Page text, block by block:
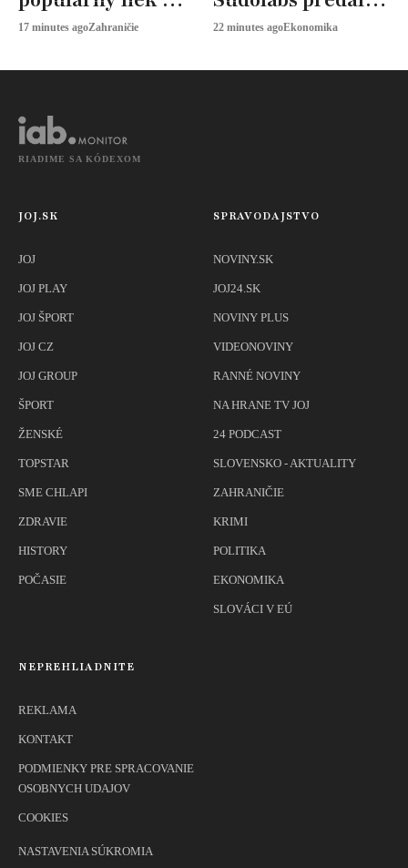
chudnutie
17 minutes agoZahraničie
50 % firmy
Eldridge
22 minutes agoEkonomika
RIADIME SA KÓDEXOM
JOJ.SK
JOJ
JOJ PLAY
JOJ ŠPORT
JOJ CZ
JOJ GROUP
ŠPORT
ŽENSKÉ
TOPSTAR
SME CHLAPI
ZDRAVIE
HISTORY
POČASIE
SPRAVODAJSTVO
NOVINY.SK
JOJ24.SK
NOVINY PLUS
VIDEONOVINY
RANNÉ NOVINY
NA HRANE TV JOJ
24 PODCAST
SLOVENSKO - AKTUALITY
ZAHRANIČIE
KRIMI
POLITIKA
EKONOMIKA
SLOVÁCI V EÚ
NEPREHLIADNITE
REKLAMA
KONTAKT
PODMIENKY PRE SPRACOVANIE
OSOBNYCH UDAJOV
COOKIES
NASTAVENIA SÚKROMIA